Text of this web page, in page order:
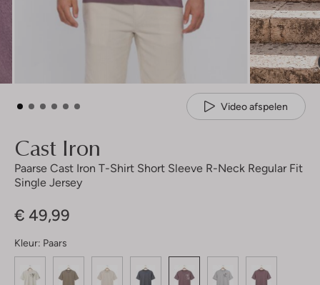
Video afspelen
Cast Iron
Paarse Cast Iron T-Shirt Short Sleeve R-Neck Regular Fit
Single Jersey
€ 49,99
Kleur: Paars